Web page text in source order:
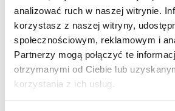
analizować ruch w naszej witrynie.
korzystasz z naszej witryny,
społecznościowym, reklamowym i
Partnerzy mogą połączyć te
otrzymanymi od Ciebie lub
korzystania z ich usług.